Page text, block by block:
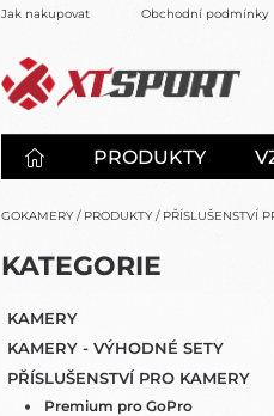
Jak nakupovat Obchodní podmínky
PRODUKTY
GOKAMERY / PRODUKTY / PŘÍSLUŠENSTVÍ
P
O
S
T
R
A
PŘESKOČIT
K
T
E
G
O
KATEGORIE
KAMERY
KAMERY - VÝHODNÉ SETY
PŘÍSLUŠENSTVÍ PRO KAMERY
Premium pro GoPro